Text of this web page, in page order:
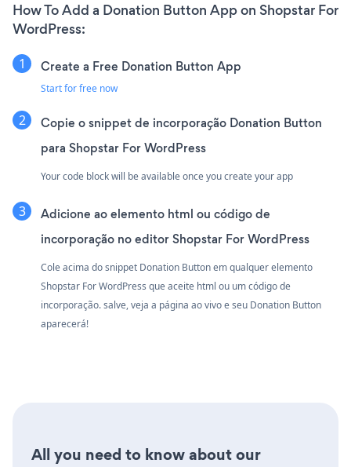
How To Add a Donation Button App on Shopstar For
WordPress:
Create a Free Donation Button App
Start for free now
Copie o snippet de incorporação Donation Button
para Shopstar For WordPress
Your code block will be available once you create your app
Adicione ao elemento html ou código de
incorporação no editor Shopstar For WordPress
Cole acima do snippet Donation Button em qualquer elemento
Shopstar For WordPress que aceite html ou um código de
incorporação. salve, veja a página ao vivo e seu Donation Button
aparecerá!
All you need to know about our